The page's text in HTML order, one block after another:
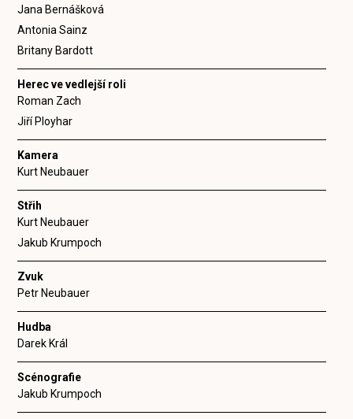
Jana Bernášková
Antonia Sainz
Britany Bardott
Herec ve vedlejší roli
Roman Zach
Jiří Ployhar
Kamera
Kurt Neubauer
Střih
Kurt Neubauer
Jakub Krumpoch
Zvuk
Petr Neubauer
Hudba
Darek Král
Scénografie
Jakub Krumpoch